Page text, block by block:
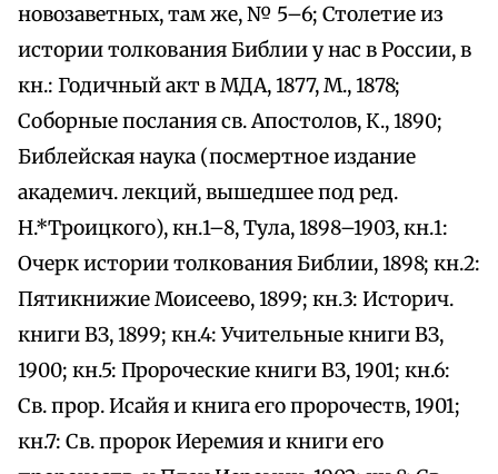
новозаветных, там же, № 5–6; Столетие из
истории толкования Библии у нас в России, в
кн.: Годичный акт в МДА, 1877, М., 1878;
Соборные послания св. Апостолов, К., 1890;
Библейская наука (посмертное издание
академич. лекций, вышедшее под ред.
Н.*Троицкого), кн.1–8, Тула, 1898–1903, кн.1:
Очерк истории толкования Библии, 1898; кн.2:
Пятикнижие Моисеево, 1899; кн.3: Историч.
книги ВЗ, 1899; кн.4: Учительные книги ВЗ,
1900; кн.5: Пророческие книги ВЗ, 1901; кн.6:
Св. прор. Исайя и книга его пророчеств, 1901;
кн.7: Св. пророк Иеремия и книги его